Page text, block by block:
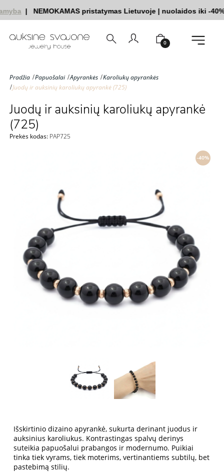
| NEMOKAMAS pristatymas Lietuvoje| nuolaidos iki -40%
0
Pradžia Papuošalai Apyrankės
Karoliukų apyrankės
Juodų ir auksinių karoliukų apyrankė (725)
Juodų ir auksinių karoliukų apyrankė
(725)
Prekės kodas: PAP725
-40%
Išskirtinio dizaino apyrankė, sukurta derinant juodus ir
auksinius karoliukus. Kontrastingas spalvų derinys
suteikia papuošalui prabangos ir modernumo. Puikiai
tinka tiek vyrams, tiek moterims, vertinantiems subtilų, bet
pastebimą stilių.